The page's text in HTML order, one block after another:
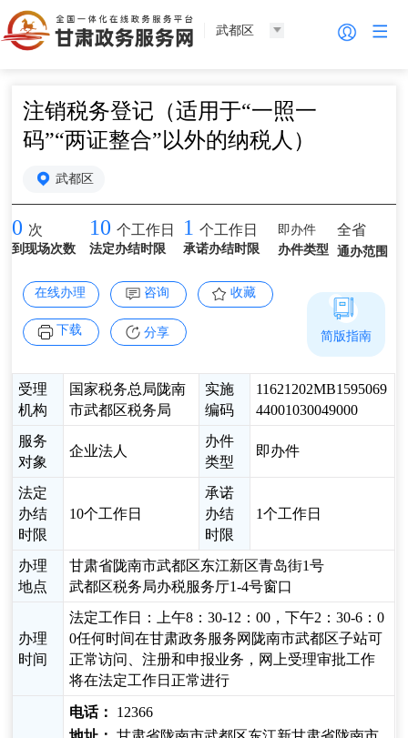
武都区
注销税务登记（适用于“一照一
码”“两证整合”以外的纳税人）
武都区
0 次
到现场次数
10 个工作日
法定办结时限
1 个工作日
承诺办结时限
即办件
办件类型
全省
通办范围
在线办理 咨询 收藏
下载 分享
受理
机构
国家税务总局陇南
市武都区税务局
实施
编码
11621202MB1595069
44001030049000
服务
对象
企业法人
办件
类型
即办件
法定
办结
时限
10个工作日
承诺
办结
时限
1个工作日
办理
地点
甘肃省陇南市武都区东江新区青岛街1号
武都区税务局办税服务厅1-4号窗口
办理
时间
法定工作日：上午8：30-12：00，下午2：30-6：0
0任何时间在甘肃政务服务网陇南市武都区子站可
正常访问、注册和申报业务，网上受理审批工作
将在法定工作日正常进行
电话：
12366
简版指南